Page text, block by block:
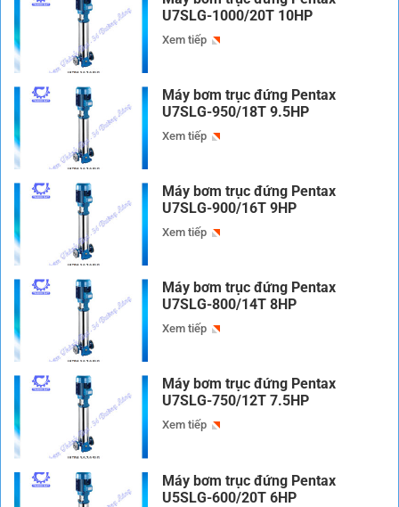
U7SLG-1000/20T 10HP
Xem tiếp
Máy bơm trục đứng Pentax
U7SLG-950/18T 9.5HP
Xem tiếp
Máy bơm trục đứng Pentax
U7SLG-900/16T 9HP
Xem tiếp
Máy bơm trục đứng Pentax
U7SLG-800/14T 8HP
Xem tiếp
Máy bơm trục đứng Pentax
U7SLG-750/12T 7.5HP
Xem tiếp
Máy bơm trục đứng Pentax
U5SLG-600/20T 6HP